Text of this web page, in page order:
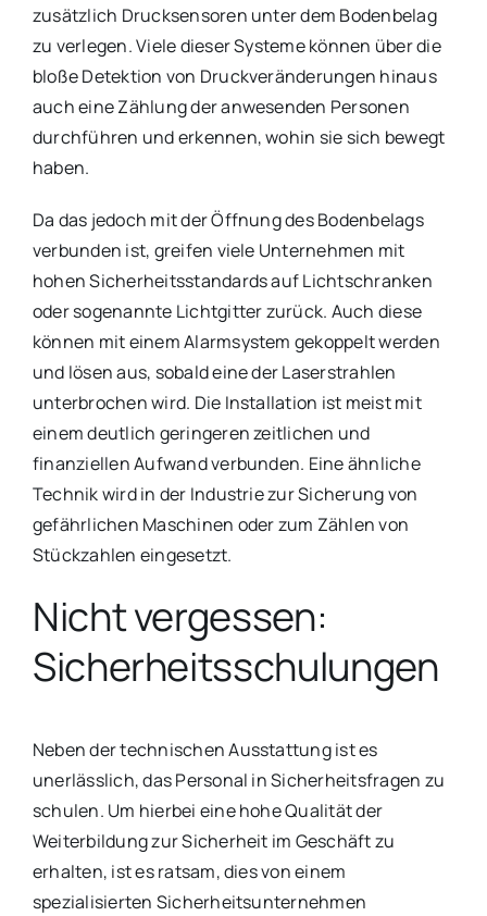
zusätzlich Drucksensoren unter dem Bodenbelag
zu verlegen. Viele dieser Systeme können über die
bloße Detektion von Druckveränderungen hinaus
auch eine Zählung der anwesenden Personen
durchführen und erkennen, wohin sie sich bewegt
haben.
Da das jedoch mit der Öffnung des Bodenbelags
verbunden ist, greifen viele Unternehmen mit
hohen Sicherheitsstandards auf Lichtschranken
oder sogenannte Lichtgitter zurück. Auch diese
können mit einem Alarmsystem gekoppelt werden
und lösen aus, sobald eine der Laserstrahlen
unterbrochen wird. Die Installation ist meist mit
einem deutlich geringeren zeitlichen und
finanziellen Aufwand verbunden. Eine ähnliche
Technik wird in der Industrie zur Sicherung von
gefährlichen Maschinen oder zum Zählen von
Stückzahlen eingesetzt.
Nicht vergessen:
Sicherheitsschulungen
Neben der technischen Ausstattung ist es
unerlässlich, das Personal in Sicherheitsfragen zu
schulen. Um hierbei eine hohe Qualität der
Weiterbildung zur Sicherheit im Geschäft zu
erhalten, ist es ratsam, dies von einem
spezialisierten Sicherheitsunternehmen